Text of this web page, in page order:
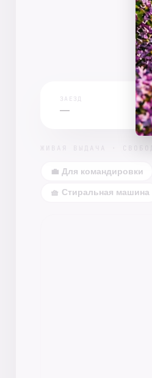
ЗАЕЗД
—
ЖИВАЯ ВЫДАЧА ·
💼 Для командировки
🧺 Стиральная машина